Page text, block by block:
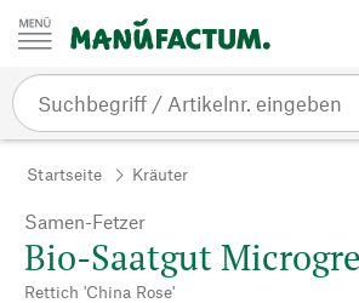
Zum Inhalt springen
Startseite Kräuter
Samen-Fetzer
Bio-Saatgut
Rettich 'China Rose'